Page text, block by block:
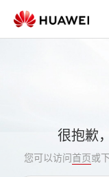
很抱歉
您可以访问首页或